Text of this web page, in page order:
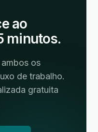
ao
minutos.
os
de trabalho.
gratuita